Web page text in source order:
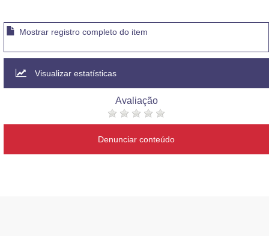
Mostrar registro completo do item
Visualizar estatísticas
Avaliação
Denunciar conteúdo